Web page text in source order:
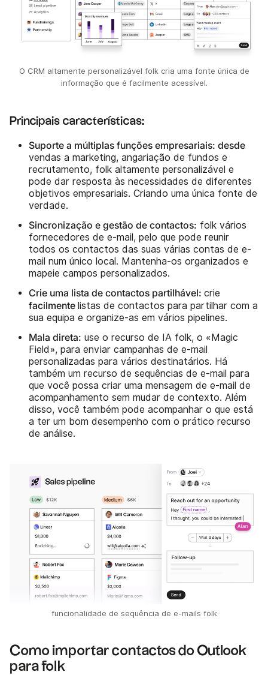
O CRM altamente personalizável folk cria uma fonte única de
informação que é facilmente acessível.
Principais características:
Suporte a múltiplas funções empresariais: desde
vendas a marketing, angariação de fundos e
recrutamento, folk altamente personalizável e
pode dar resposta às necessidades de diferentes
objetivos empresariais. Criando uma única fonte de
verdade.
Sincronização e gestão de contactos: folk vários
fornecedores de e-mail, pelo que pode reunir
todos os contactos das suas várias contas de e-
mail num único local. Mantenha-os organizados e
mapeie campos personalizados.
Crie uma lista de contactos partilhável: crie
facilmente listas de contactos para partilhar com a
sua equipa e organize-as em vários pipelines.
Mala direta: use o recurso de IA folk, o «Magic
Field», para enviar campanhas de e-mail
personalizadas para vários destinatários. Há
também um recurso de sequências de e-mail para
que você possa criar uma mensagem de e-mail de
acompanhamento sem mudar de contexto. Além
disso, você também pode acompanhar o que está
a ter um bom desempenho com o prático recurso
de análise.
funcionalidade de sequência de e-mails folk
Como importar contactos do Outlook
para folk